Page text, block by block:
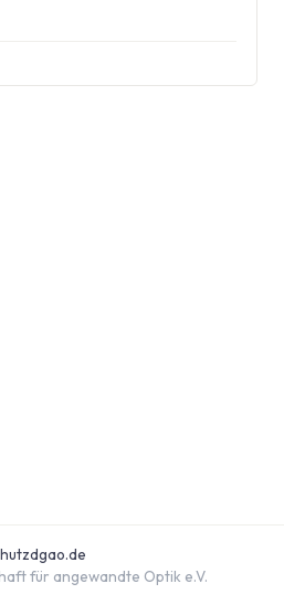
für angewandte Optik e.V.
dgao.de